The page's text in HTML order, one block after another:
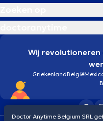
Wij
GriekenlandBelgië
Doctor Anytime Belgium SRL